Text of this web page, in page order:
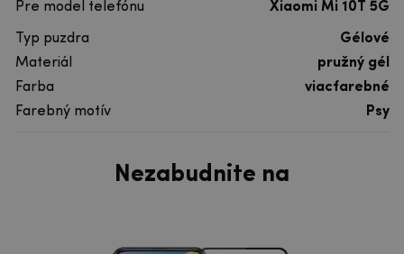
Pre model telefónu
Xiaomi Mi 10T 5G
Typ puzdra
Gélové
Materiál
pružný gél
Farba
viacfarebné
Farebný motív
Psy
Nezabudnite na